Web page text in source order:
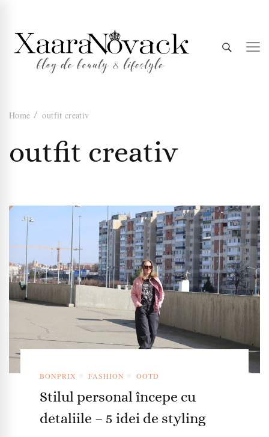
Xaara
Novack
Home outfit creativ
outfit creativ
BONPRIX FASHION OOTD
Stilul personal începe cu
detaliile – 5 idei de styling